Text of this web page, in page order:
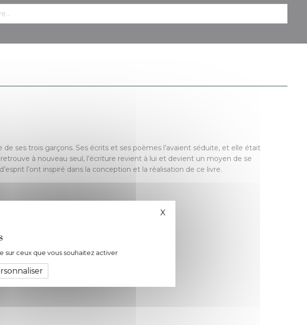
ses trois garçons. Ses écrits et ses poèmes l’avaient séduite, et elle était
à nouveau seul, l’écriture revient à lui et devient un moyen de se
l’ont inspiré dans la conception et la réalisation de ce livre.
sur ceux que vous souhaitez activer
X